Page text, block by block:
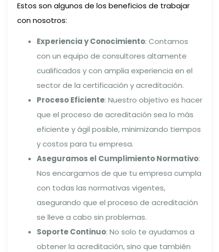
Estos son algunos de los beneficios de trabajar
con nosotros:
Experiencia y Conocimiento: Contamos
con un equipo de consultores altamente
cualificados y con amplia experiencia en el
sector de la certificación y acreditación.
Proceso Eficiente: Nuestro objetivo es hacer
que el proceso de acreditación sea lo más
eficiente y ágil posible, minimizando tiempos
y costos para tu empresa.
Aseguramos el Cumplimiento Normativo:
Nos encargamos de que tu empresa cumpla
con todas las normativas vigentes,
asegurando que el proceso de acreditación
se lleve a cabo sin problemas.
Soporte Continuo: No solo te ayudamos a
obtener la acreditación, sino que también